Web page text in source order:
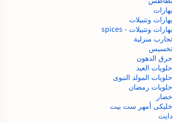
بهارات
بهارات وتتبيلات
بهارات وتتبيلات - spices
تجارب منزلية
تخسيس
حرق الدهون
حلويات العيد
حلويات المولد النبوى
حلويات رمضان
خضار
خليكى أمهر ست بيت
دايت